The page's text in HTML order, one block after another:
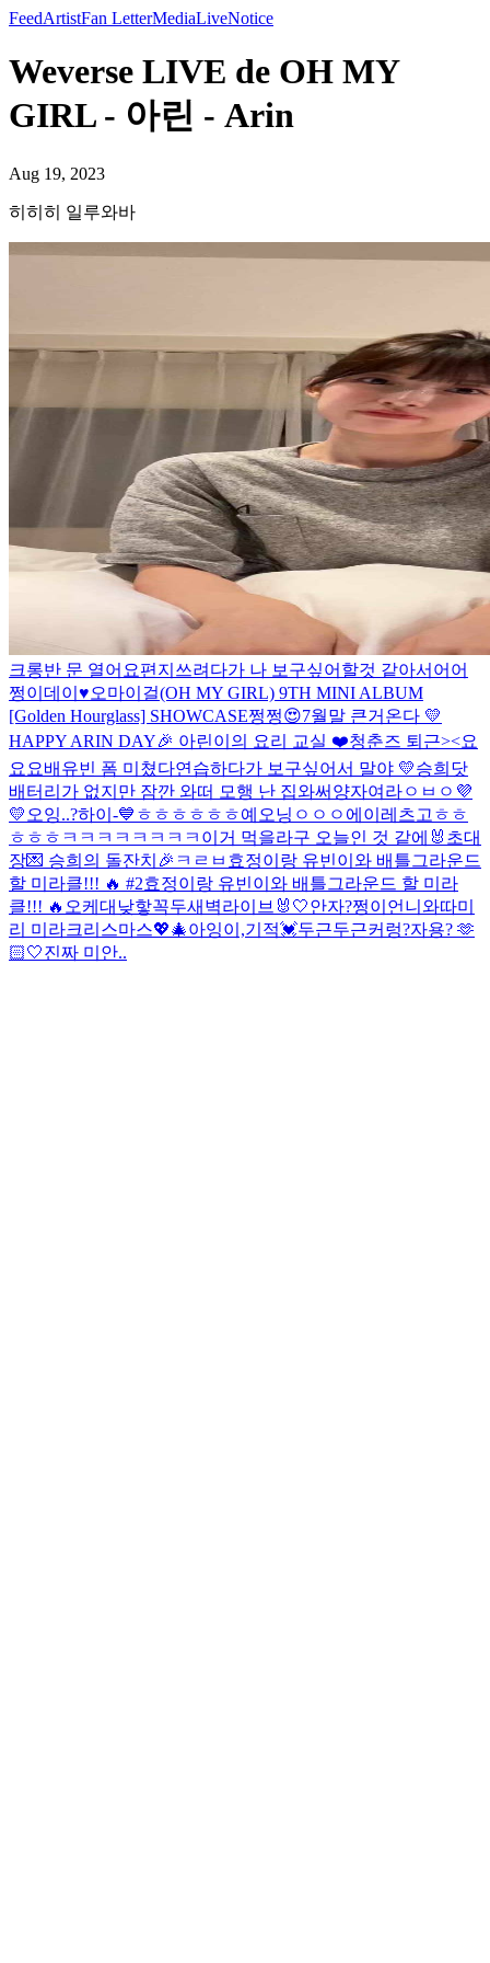
FeedArtistFan LetterMediaLiveNotice
Weverse LIVE de OH MY
GIRL - 아린 - Arin
Aug 19, 2023
히히히 일루와바
크롱반 문 열어요편지쓰려다가 나 보구싶어할것 같아서어어
쩡이데이♥오마이걸(OH MY GIRL) 9TH MINI ALBUM
[Golden Hourglass] SHOWCASE쩡쩡😍7월말 큰거온다 💛
HAPPY ARIN DAY🎉 아린이의 요리 교실 ❤️청춘즈 퇴근><요
요요배유빈 폼 미쳤다연습하다가 보구싶어서 말야 💛승희닷
배터리가 없지만 잠깐 와떠 모행 난 집와써 양자여라ㅇㅂㅇ 💜
💛 오잉..?하이-💙 ㅎㅎㅎㅎㅎㅎ예오닝 ㅇㅇㅇ 에이 레츠고 ㅎㅎ
ㅎㅎㅎ ㅋㅋㅋㅋㅋㅋㅋㅋ 이거 먹을라구 오늘인 것 같에🐰 초대
장💌 승희의 돌잔치🎉 ㅋㄹㅂ 효정이랑 유빈이와 배틀그라운드
할 미라클!!! 🔥 #2효정이랑 유빈이와 배틀그라운드 할 미라
클!!! 🔥 오케 대낮핳꼭두새벽라이브 🐰🤍안자?쩡이언니와따미
리 미라크리스마스💖🎄아잉이,기적💓두근두근커렁?자용? 🫶
🏻🤍진짜 미안..